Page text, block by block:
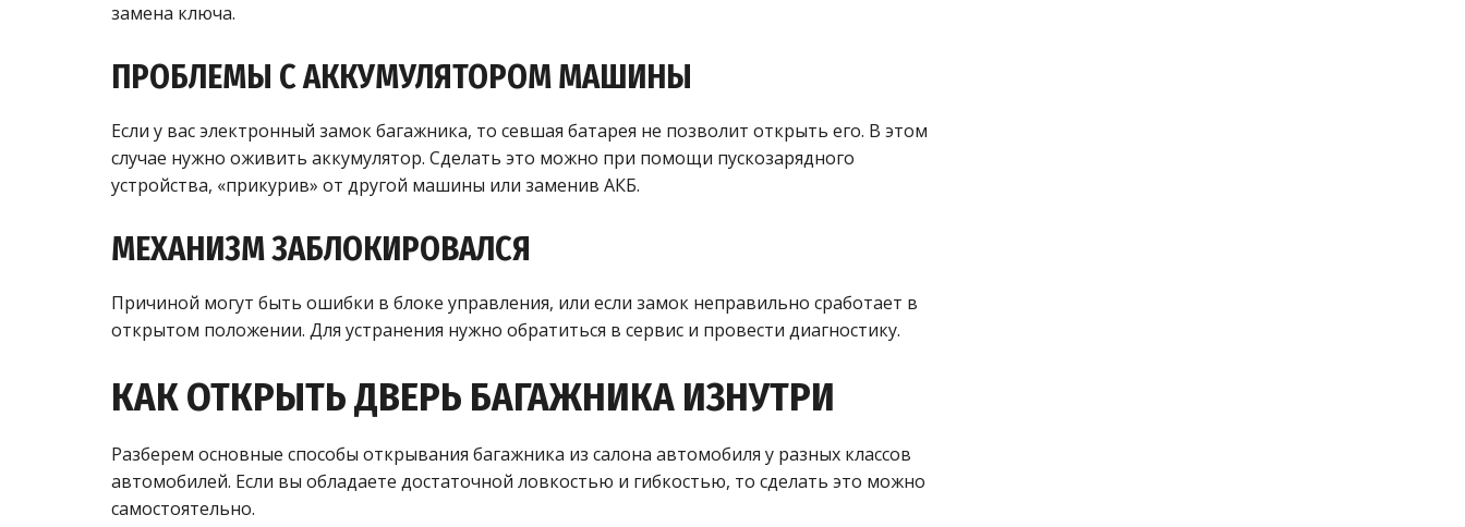
замена ключа.
ПРОБЛЕМЫ С АККУМУЛЯТОРОМ МАШИНЫ
Если у вас электронный замок багажника, то севшая батарея не позволит открыть его. В этом
случае нужно оживить аккумулятор. Сделать это можно при помощи пускозарядного
устройства, «прикурив» от другой машины или заменив АКБ.
МЕХАНИЗМ ЗАБЛОКИРОВАЛСЯ
Причиной могут быть ошибки в блоке управления, или если замок неправильно сработает в
открытом положении. Для устранения нужно обратиться в сервис и провести диагностику.
КАК ОТКРЫТЬ ДВЕРЬ БАГАЖНИКА ИЗНУТРИ
Разберем основные способы открывания багажника из салона автомобиля у разных классов
автомобилей. Если вы обладаете достаточной ловкостью и гибкостью, то сделать это можно
самостоятельно.